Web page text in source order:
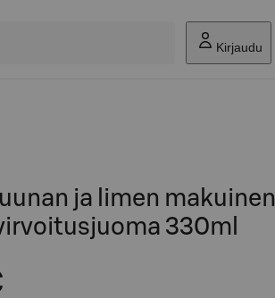
Kirjaudu
ja limen makuinen
330ml